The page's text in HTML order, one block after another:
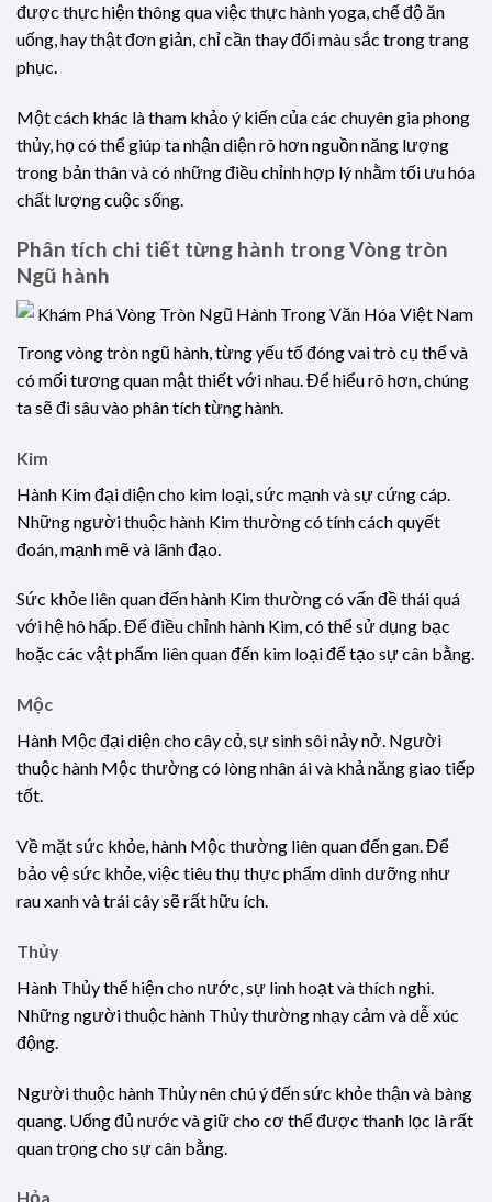
được thực hiện thông qua việc thực hành yoga, chế độ ăn
uống, hay thật đơn giản, chỉ cần thay đổi màu sắc trong trang
phục.
Một cách khác là tham khảo ý kiến của các chuyên gia phong
thủy, họ có thể giúp ta nhận diện rõ hơn nguồn năng lượng
trong bản thân và có những điều chỉnh hợp lý nhằm tối ưu hóa
chất lượng cuộc sống.
Phân tích chi tiết từng hành trong Vòng tròn
Ngũ hành
Trong vòng tròn ngũ hành, từng yếu tố đóng vai trò cụ thể và
có mối tương quan mật thiết với nhau. Để hiểu rõ hơn, chúng
ta sẽ đi sâu vào phân tích từng hành.
Kim
Hành Kim đại diện cho kim loại, sức mạnh và sự cứng cáp.
Những người thuộc hành Kim thường có tính cách quyết
đoán, mạnh mẽ và lãnh đạo.
Sức khỏe liên quan đến hành Kim thường có vấn đề thái quá
với hệ hô hấp. Để điều chỉnh hành Kim, có thể sử dụng bạc
hoặc các vật phẩm liên quan đến kim loại để tạo sự cân bằng.
Mộc
Hành Mộc đại diện cho cây cỏ, sự sinh sôi nảy nở. Người
thuộc hành Mộc thường có lòng nhân ái và khả năng giao tiếp
tốt.
Về mặt sức khỏe, hành Mộc thường liên quan đến gan. Để
bảo vệ sức khỏe, việc tiêu thụ thực phẩm dinh dưỡng như
rau xanh và trái cây sẽ rất hữu ích.
Thủy
Hành Thủy thể hiện cho nước, sự linh hoạt và thích nghi.
Những người thuộc hành Thủy thường nhạy cảm và dễ xúc
động.
Người thuộc hành Thủy nên chú ý đến sức khỏe thận và bàng
quang. Uống đủ nước và giữ cho cơ thể được thanh lọc là rất
quan trọng cho sự cân bằng.
Hỏa